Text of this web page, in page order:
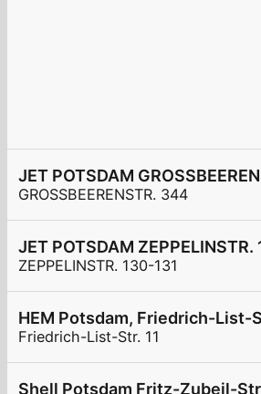
GROSSBEERENSTR. 344
ZEPPELINSTR. 130-131
HEM Potsdam, Friedrich-List-
Friedrich-List-Str. 11
Shell Potsdam Fritz-Zubeil-